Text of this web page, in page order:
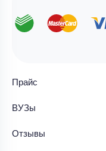
Прайс
ВУЗы
Отзывы